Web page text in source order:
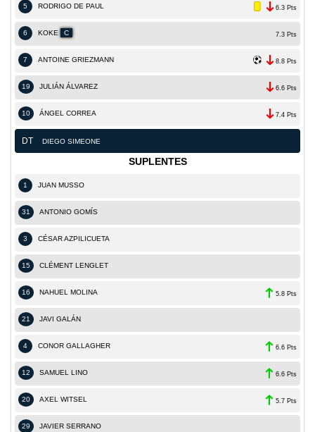
5 RODRIGO DE PAUL 6.3 Pts
6 KOKE C 7.3 Pts
7 ANTOINE GRIEZMANN 8.8 Pts
19 JULIÁN ÁLVAREZ 6.6 Pts
10 ÁNGEL CORREA 7.4 Pts
DT DIEGO SIMEONE
SUPLENTES
1 JUAN MUSSO
31 ANTONIO GOMÍS
3 CÉSAR AZPILICUETA
15 CLÉMENT LENGLET
16 NAHUEL MOLINA 5.8 Pts
21 JAVI GALÁN
4 CONOR GALLAGHER 6.6 Pts
12 SAMUEL LINO 6.6 Pts
20 AXEL WITSEL 5.7 Pts
29 JAVIER SERRANO